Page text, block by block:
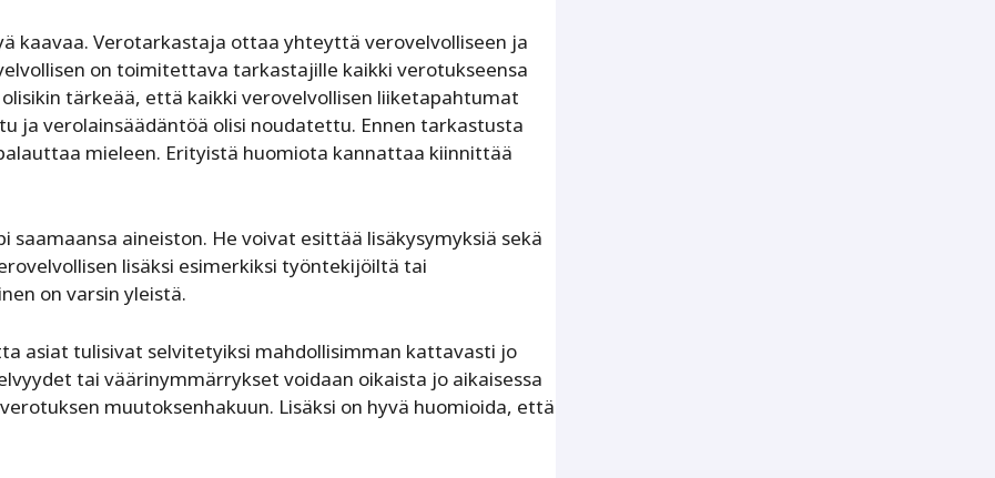
kaavaa. Verotarkastaja ottaa yhteyttä verovelvolliseen ja
on toimitettava tarkastajille kaikki verotukseensa
tärkeää, että kaikki verovelvollisen liiketapahtumat
ja verolainsäädäntöä olisi noudatettu. Ennen tarkastusta
mieleen. Erityistä huomiota kannattaa kiinnittää
aineiston. He voivat esittää lisäkysymyksiä sekä
lisäksi esimerkiksi työntekijöiltä tai
on varsin yleistä.
asiat tulisivat selvitetyiksi mahdollisimman kattavasti jo
tai väärinymmärrykset voidaan oikaista jo aikaisessa
muutoksenhakuun. ­Lisäksi on hyvä huomioida, että